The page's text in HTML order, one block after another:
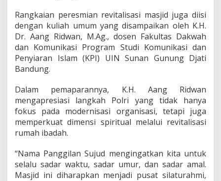
Rangkaian peresmian revitalisasi masjid juga diisi
dengan kuliah umum yang disampaikan oleh K.H.
Dr. Aang Ridwan, M.Ag., dosen Fakultas Dakwah
dan Komunikasi Program Studi Komunikasi dan
Penyiaran Islam (KPI) UIN Sunan Gunung Djati
Bandung.
Dalam pemaparannya, K.H. Aang Ridwan
mengapresiasi langkah Polri yang tidak hanya
fokus pada modernisasi organisasi, tetapi juga
memperkuat dimensi spiritual melalui revitalisasi
rumah ibadah.
“Nama Panggilan Sujud mengingatkan kita untuk
selalu sadar waktu, sadar umur, dan sadar amal.
Masjid ini diharapkan menjadi pusat silaturahmi,